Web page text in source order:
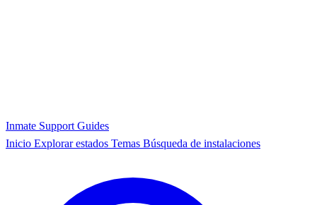
Inmate Support Guides
Inicio Explorar estados Temas Búsqueda de instalaciones